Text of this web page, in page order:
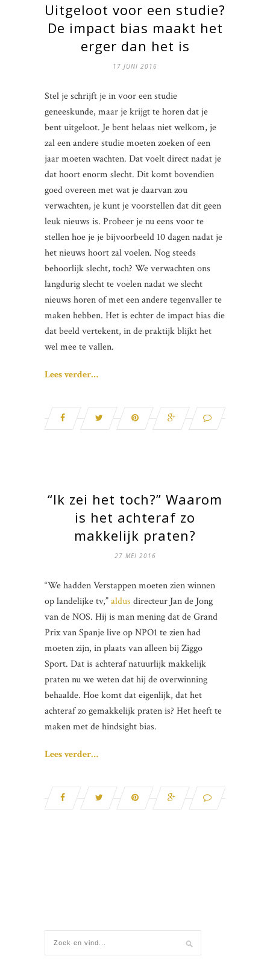
Uitgeloot voor een studie?
De impact bias maakt het
erger dan het is
17 JUNI 2016
Stel je schrijft je in voor een studie
geneeskunde, maar je krijgt te horen dat je
bent uitgeloot. Je bent helaas niet welkom, je
zal een andere studie moeten zoeken of een
jaar moeten wachten. Dat voelt direct nadat je
dat hoort enorm slecht. Dit komt bovendien
goed overeen met wat je daarvan zou
verwachten, je kunt je voorstellen dat dit geen
leuk nieuws is. Probeer je nu eens voor te
stellen hoe je je bijvoorbeeld 10 dagen nadat je
het nieuws hoort zal voelen. Nog steeds
behoorlijk slecht, toch? We verwachten ons
langdurig slecht te voelen nadat we slecht
nieuws horen of met een andere tegenvaller te
maken hebben. Het is echter de impact bias die
dat beeld vertekent, in de praktijk blijkt het
wel mee te vallen.
Lees verder…
“Ik zei het toch?” Waarom
is het achteraf zo
makkelijk praten?
27 MEI 2016
“We hadden Verstappen moeten zien winnen
op landelijke tv,”aldus directeur Jan de Jong
van de NOS. Hij is man mening dat de Grand
Prix van Spanje live op NPO1 te zien had
moeten zijn, in plaats van alleen bij Ziggo
Sport. Dat is achteraf natuurlijk makkelijk
praten nu we weten dat hij de overwinning
behaalde. Hoe komt dat eigenlijk, dat het
achteraf zo gemakkelijk praten is? Het heeft te
maken met de hindsight bias.
Lees verder…